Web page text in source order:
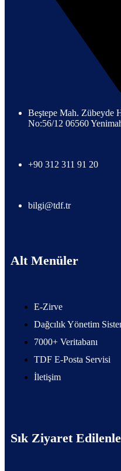
Beştepe Mah.
No:56/12 06560
+90 312 311 91 20
bilgi@tdf.tr
Alt Menüler
E-Zirve
Dağcılık Yönetim
7000+ Veritabanı
TDF E-Posta Servisi
İletişim
Sık Ziyaret